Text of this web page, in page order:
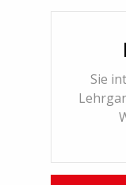
Sie